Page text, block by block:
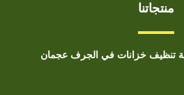
منتجاتنا
تنظيف خزانات في الجرف عجمان